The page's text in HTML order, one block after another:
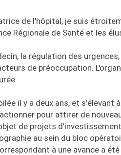
de l’hôpital, je suis
Régionale de Santé et les
la régulation des
de préoccupation.
il y a deux ans, et s’élevant
pour attirer de
de projets
au sein du bloc
à une avance a été